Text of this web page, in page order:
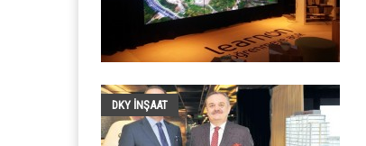
DKY İNŞAAT